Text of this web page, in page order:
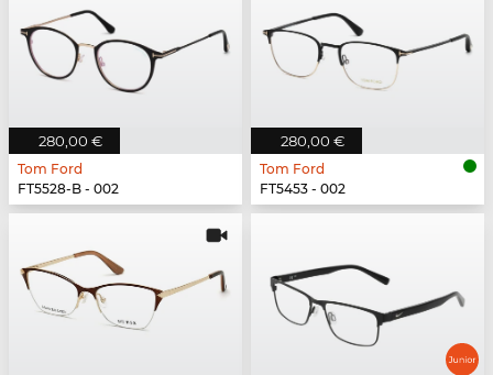
280,00 €
Tom Ford
FT5528-B - 002
280,00 €
Tom Ford
FT5453 - 002